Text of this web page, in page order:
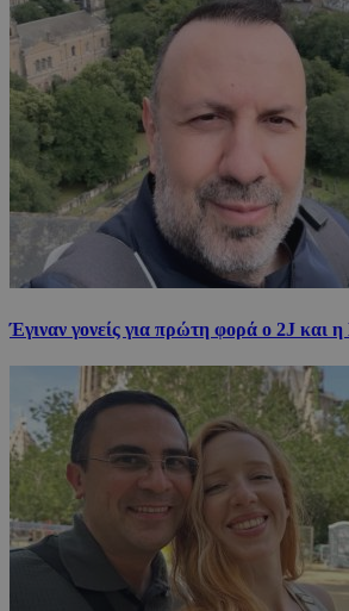
Έγιναν γονείς για πρώτη φορά ο 2J και